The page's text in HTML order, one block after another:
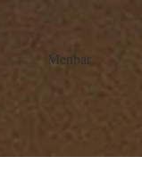
Menbar